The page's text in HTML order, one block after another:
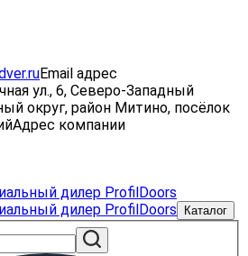
Email адрес
ул., 6, Северо-Западный
округ, район Митино, посёлок
Адрес компании
Каталог